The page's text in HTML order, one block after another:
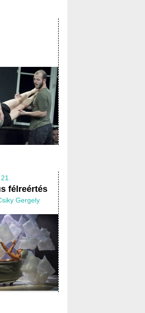
félreértés
Gergely